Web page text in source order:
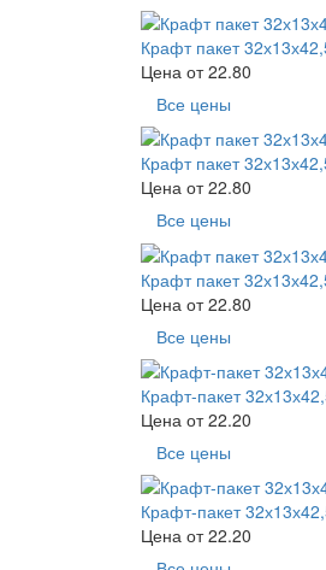
Крафт пакет
Цена от22.80
Все цены
Крафт пакет
Цена от22.80
Все цены
Крафт пакет
Цена от22.80
Все цены
Крафт-пакет
Цена от22.20
Все цены
Крафт-пакет
Цена от22.20